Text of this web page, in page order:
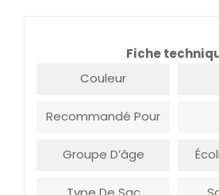
Fiche
Couleur
Recommandé Pour
Groupe D’âge